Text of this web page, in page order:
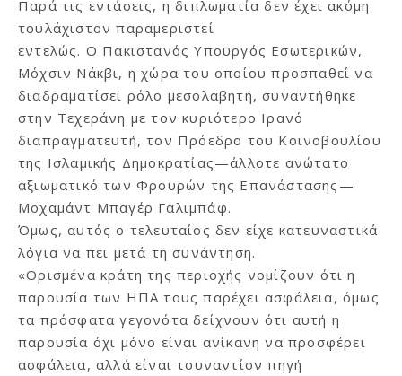
Παρά τις εντάσεις, η διπλωματία δεν έχει ακόμη
τουλάχιστον παραμεριστεί
εντελώς. Ο Πακιστανός Υπουργός Εσωτερικών,
Μόχσιν Νάκβι, η χώρα του οποίου προσπαθεί να
διαδραματίσει ρόλο μεσολαβητή, συναντήθηκε
στην Τεχεράνη με τον κυριότερο Ιρανό
διαπραγματευτή, τον Πρόεδρο του Κοινοβουλίου
της Ισλαμικής Δημοκρατίας—άλλοτε ανώτατο
αξιωματικό των Φρουρών της Επανάστασης—
Μοχαμάντ Μπαγέρ Γαλιμπάφ.
Όμως, αυτός ο τελευταίος δεν είχε κατευναστικά
λόγια να πει μετά τη συνάντηση.
«Ορισμένα κράτη της περιοχής νομίζουν ότι η
παρουσία των ΗΠΑ τους παρέχει ασφάλεια, όμως
τα πρόσφατα γεγονότα δείχνουν ότι αυτή η
παρουσία όχι μόνο είναι ανίκανη να προσφέρει
ασφάλεια, αλλά είναι τουναντίον πηγή